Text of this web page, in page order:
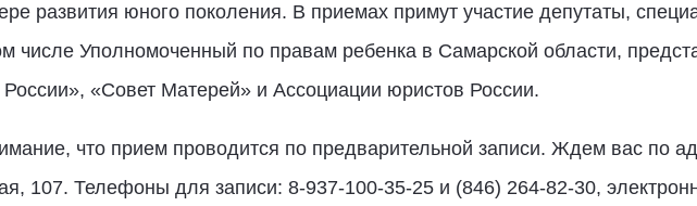
развития юного поколения. В приемах примут участие депутаты,
числе Уполномоченный по правам ребенка в Самарской области,
России», «Совет Матерей» и Ассоциации юристов России.
что прием проводится по предварительной записи. Ждем вас по
107. Телефоны для записи: 8-937-100-35-25 и (846) 264-82-30,